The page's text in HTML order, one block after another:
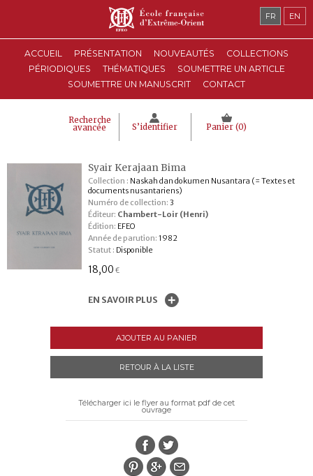
ACCUEIL PRÉSENTATION NOUVEAUTÉS
COLLECTIONS
PÉRIODIQUES
THÉMATIQUES
SOUMETTRE UN ARTICLE
SOUMETTRE UN MANUSCRIT
CONTACT
Recherche
avancée S’identifier Panier (0)
FR EN
Syair Kerajaan Bima
Collection : Naskah dan dokumen Nusantara (= Textes et
documents nusantariens)
Numéro de collection: 3
Éditeur: Chambert-Loir (Henri)
Édition: EFEO
Année de parution: 1982
Statut : Disponible
18,00 €
EN SAVOIR PLUS
AJOUTER AU PANIER
RETOUR À LA LISTE
Télécharger ici le flyer au format pdf de cet
ouvrage